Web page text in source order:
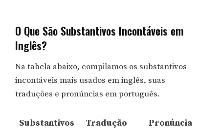
O Que São Substantivos Incontáveis em
Inglês?
Na tabela abaixo, compilamos os substantivos
incontáveis ​​mais usados ​​em inglês, suas
traduções e pronúncias em português.
Substantivos
Tradução
Pronúncia